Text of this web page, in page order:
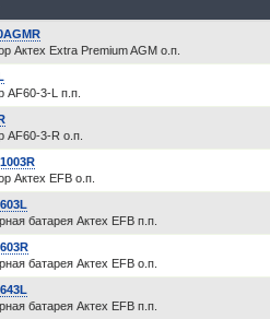
Актех Extra Premium AGM о.п.
AF60-3-L п.п.
AF60-3-R о.п.
Актех EFB о.п.
батарея Актех EFB п.п.
батарея Актех EFB о.п.
батарея Актех EFB п.п.